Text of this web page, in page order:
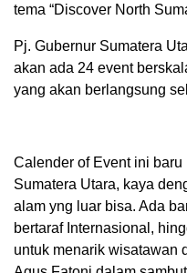
tema “Discover North
Pj. Gubernur Sumatera
akan ada 24 event
yang akan berlangsung
Calender of Event ini
Sumatera Utara, kaya
alam yng luar bisa. Ada
bertaraf Internasional,
untuk menarik wisatawan